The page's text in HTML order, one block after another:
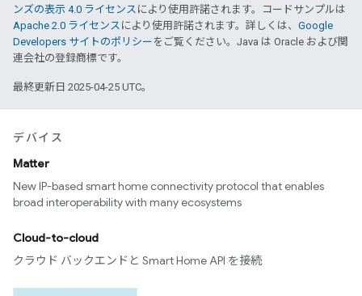
ンズの表示 4.0 ライセンス により使用許諾されます。コードサンプルは
Apache 2.0 ライセンス により使用許諾されます。詳しくは、 Google
Developers サイトのポリシー をご覧ください。Java は Oracle および関
連会社の登録商標です。
最終更新日 2025-04-25 UTC。
デバイス
Matter
New IP-based smart home connectivity protocol that enables
broad interoperability with many ecosystems
Cloud-to-cloud
クラウド バックエンドと Smart Home API を接続